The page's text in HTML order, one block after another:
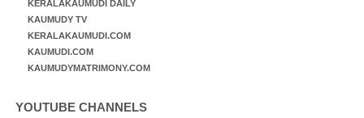
KERALAKAUMUDI DAILY
KAUMUDY TV
KERALAKAUMUDI.COM
KAUMUDI.COM
KAUMUDYMATRIMONY.COM
YOUTUBE CHANNELS